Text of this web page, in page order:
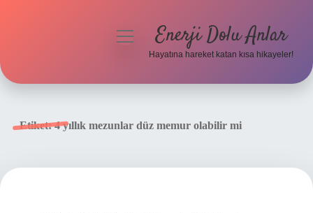
menüyüEnerji Dolu Anlar
Hayatına hareket katan kısa hikayeler!
Etiket:4 yıllık mezunlar düz memur olabilir mi